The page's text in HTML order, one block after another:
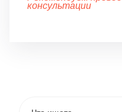
консультации